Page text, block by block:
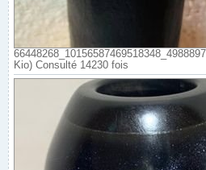
Kio) Consulté 14230 fois